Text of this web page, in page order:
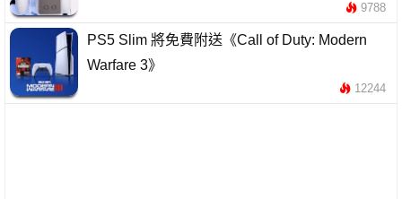
9788
PS5 Slim 將免費附送《Call of Duty: Modern
Warfare 3》
12244